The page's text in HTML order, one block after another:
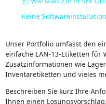
Keine
Unser Portfolio umfasst den
einfache EAN-13-Etiketten
Zusatzinformationen wie
Inventaretiketten und vieles
Beschreiben Sie kurz Ihre
Ihnen einen Lösungsvorschlag.